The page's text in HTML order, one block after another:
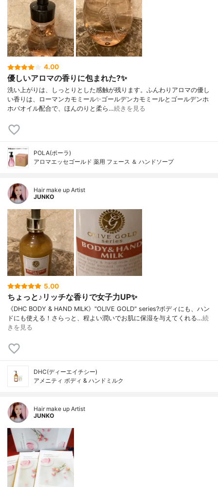
4.00
優しいアロマの香りに包まれた?✨
洗い上がりは、しっとりとした感触が残ります。ふんわりアロマの優し
い香りは、ローマンカモミール✨ゴールデンカモミールとゴールデンホ
ホバオイル配合で、ほんのりと柔ら…続きを見る
POLA(ポーラ)
アロマエッセゴールド 薬用 フェース ＆ ハンドソープ
Hair make up Artist
JUNKO
5.00
ちょっと♪リッチな香りで女子力UP✨
《DHC BODY & HAND MILK》"OLIVE GOLD" series?ボディにも、ハン
ドにも使える！さらっと、程よい潤いでお肌に保湿を与えてくれる…続
きを見る
DHC(ディーエイチシー)
アメニティ ボディ & ハンドミルク
Hair make up Artist
JUNKO